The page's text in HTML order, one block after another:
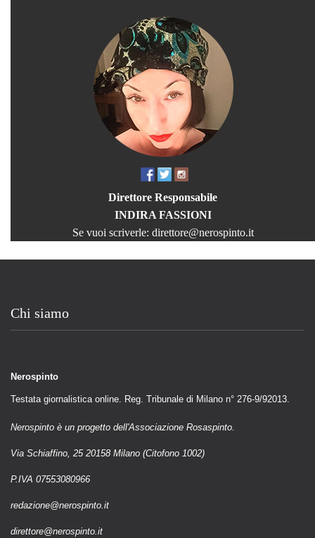
Direttore Responsabile
INDIRA FASSIONI
Se vuoi scriverle: direttore@nerospinto.it
Chi siamo
Nerospinto
Testata giornalistica online. Reg. Tribunale di Milano n° 276-9/92013.
Nerospinto è un progetto dell'Associazione Rosaspinto.
Via Schiaffino, 25 20158 Milano (Citofono 1002)
P.IVA 07553080966
redazione@nerospinto.it
direttore@nerospinto.it